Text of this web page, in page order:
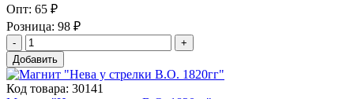
Опт: 65 ₽
Розница: 98 ₽
Добавить
Код товара: 30141